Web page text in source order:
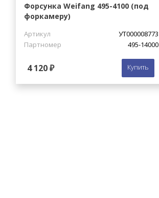
Форсунка Weifang 495-4100 (под
форкамеру)
Артикул
УТ000008773
Партномер
495-14000
4 120 ₽ Купить